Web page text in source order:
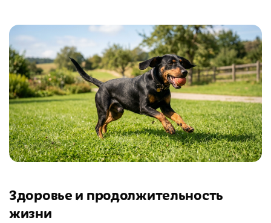
Здоровье и продолжительность
жизни